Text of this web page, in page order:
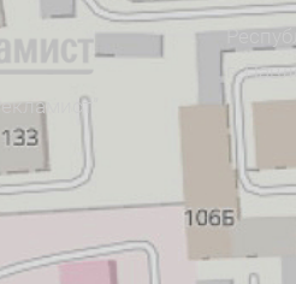
г.Павлодар,
137
771 427 44 16
г.